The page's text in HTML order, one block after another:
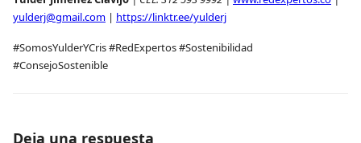
yulderj@gmail.com | https://linktr.ee/yulderj
#SomosYulderYCris #RedExpertos #Sostenibilidad
#ConsejoSostenible
Deja una respuesta